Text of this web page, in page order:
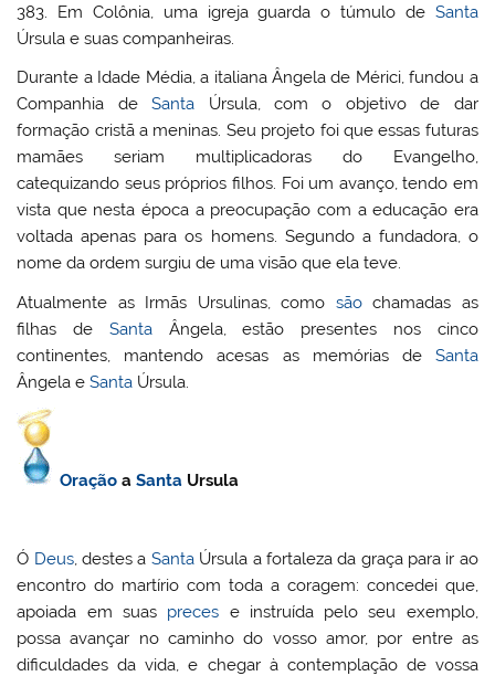
383. Em Colônia, uma igreja guarda o túmulo de Santa
Úrsula e suas companheiras.
Durante a Idade Média, a italiana Ângela de Mérici, fundou a
Companhia deSanta Úrsula, com o objetivo de dar
formação cristã a meninas. Seu projeto foi que essas futuras
mamães seriam multiplicadoras do Evangelho,
catequizando seus próprios filhos. Foi um avanço, tendo em
vista que nesta época a preocupação com a educação era
voltada apenas para os homens. Segundo a fundadora, o
nome da ordem surgiu de uma visão que ela teve.
Atualmente as Irmãs Ursulinas, como sãochamadas as
filhas de SantaÂngela, estão presentes nos cinco
continentes, mantendo acesas as memórias de Santa
Ângela eSanta Úrsula.
Oração aSanta Ursula
Ó Deus, destes a SantaÚrsula a fortaleza da graça para ir ao
encontro do martírio com toda a coragem: concedei que,
apoiada em suas preces e instruída pelo seu exemplo,
possa avançar no caminho do vosso amor, por entre as
dificuldades da vida, e chegar à contemplação de vossa